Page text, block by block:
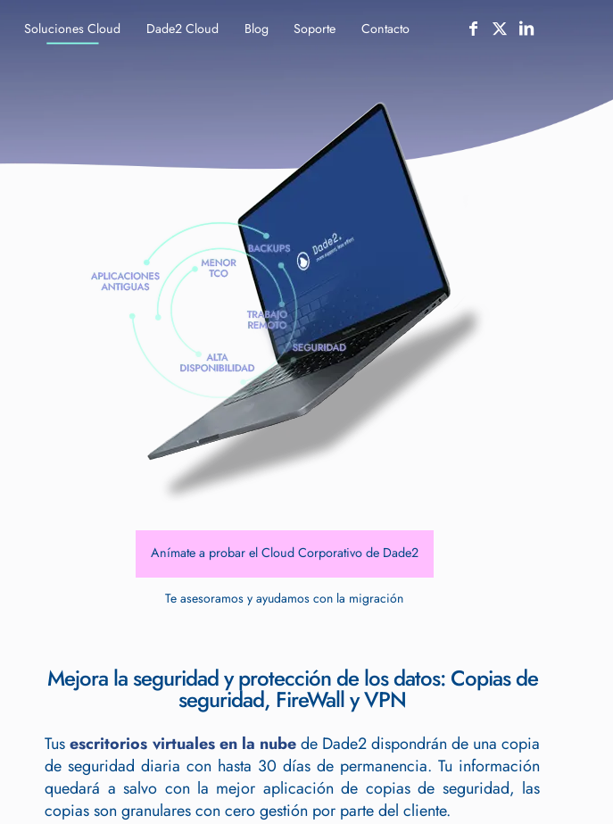
Soluciones Cloud Dade2 Cloud Blog Soporte Contacto
Anímate a probar el Cloud Corporativo de Dade2
Te asesoramos y ayudamos con la migración
Mejora la seguridad y protección de los datos: Copias de
seguridad, FireWall y VPN
Tusescritorios virtuales en la nubede Dade2 dispondrán de una copia
de seguridad diaria con hasta 30 días de permanencia. Tu información
quedará a salvo con la mejor aplicación de copias de seguridad, las
copias son granulares con cero gestión por parte del cliente.